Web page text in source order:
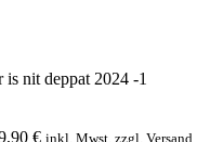
nit deppat 2024 -1
€ inkl. Mwst. zzgl. Versand